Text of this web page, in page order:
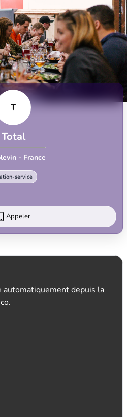
T
Total
- France
service
Appeler
depuis la